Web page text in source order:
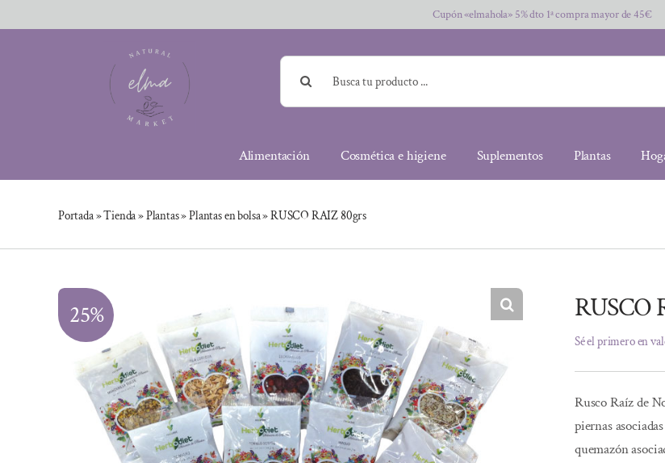
al
Cupón «elmahola» 5% dto 1ª compra mayor de 45€
Buscar:
Alimentación Cosmética e higiene Suplementos Plantas
Portada»Tienda»Plantas»Plantas en bolsa»RUSCO RAIZ 80grs
25% RUSCO
Sé el primero en
Rusco Raíz de
piernas
quemazón